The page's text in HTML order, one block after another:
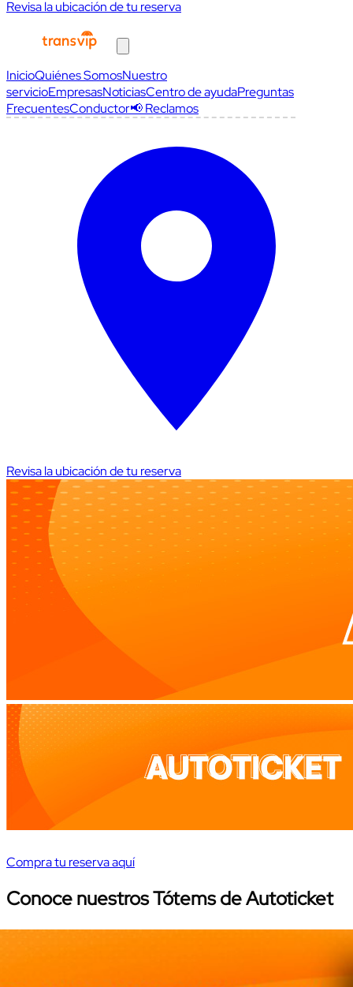
Revisa la ubicación de tu reserva
InicioQuiénes SomosNuestro
servicioEmpresasNoticiasCentro de ayudaPreguntas
FrecuentesConductor📢 Reclamos
Revisa la ubicación de tu reserva
Compra tu reserva aquí
Conoce nuestros Tótems de Autoticket